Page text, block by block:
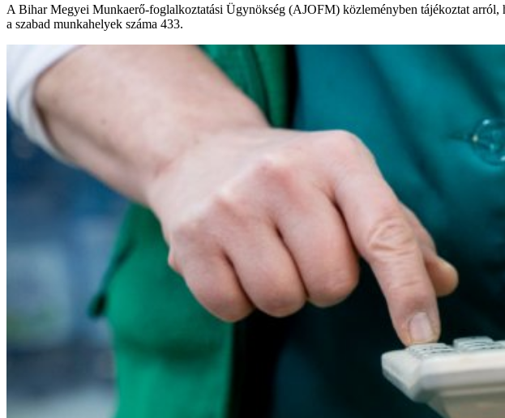
A Bihar Megyei Munkaerő-foglalkoztatási Ügynökség (AJOFM) közleményben tájékoztat arról,
a szabad munkahelyek száma 433.